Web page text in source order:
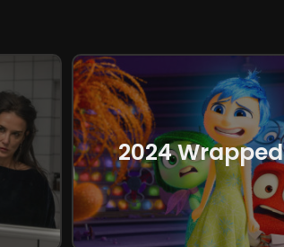
2024 Wrapped